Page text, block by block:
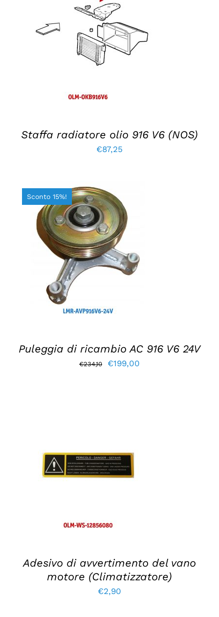
AGGIUNGI AL CARRELLO
/
DETTAGLI
Staffa radiatore olio 916 V6 (NOS)
€87,25
Sconto 15%!
AGGIUNGI AL CARRELLO
/
DETTAGLI
Puleggia di ricambio AC 916 V6 24V
€234,10
Il
€199,00
AGGIUNGI AL CARRELLO
/
DETTAGLI
Adesivo di avvertimento del vano
motore (Climatizzatore)
€2,90